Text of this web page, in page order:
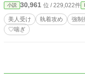
小説 30,961 位 / 229,022件
美人受け 執着攻め 強制
♡喘ぎ